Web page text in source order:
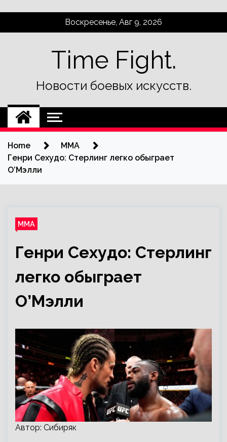
Воскресенье, Авг 9, 2026
Time Fight.
Новости боевых искусств.
Home
ММА
Генри Сехудо: Стерлинг легко обыграет
О’Мэлли
ММА
Генри Сехудо: Стерлинг
легко обыграет
О’Мэлли
Автор: Сибиряк